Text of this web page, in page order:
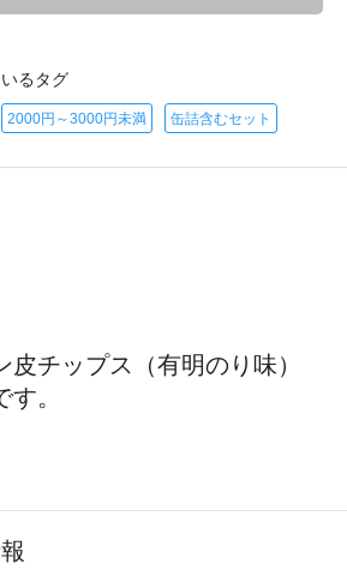
るタグ
2000円～3000円未満 缶詰含むセット
皮チップス（有明のり味）
。